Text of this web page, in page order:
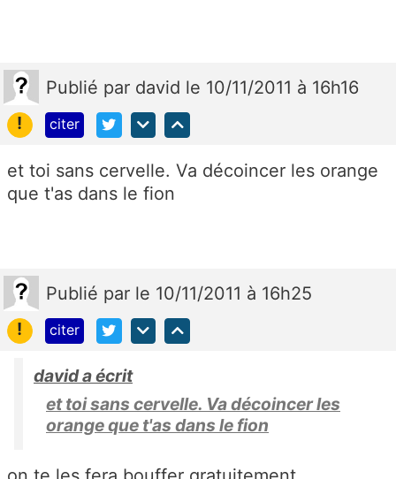
Publié par david le 10/11/2011 à 16h16
!
citer
et toi sans cervelle. Va décoincer les orange
que t'as dans le fion
Publié par le 10/11/2011 à 16h25
!
citer
david a écrit
et toi sans cervelle. Va décoincer les
orange que t'as dans le fion